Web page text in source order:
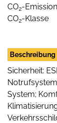
CO2-
CO2-Klasse
Sicherheit:
System;